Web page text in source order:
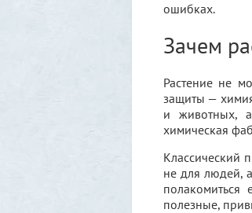
ошибках.
Зачем
Растение не
защиты —
и животных,
химическая
Классический
не для людей,
полезные,